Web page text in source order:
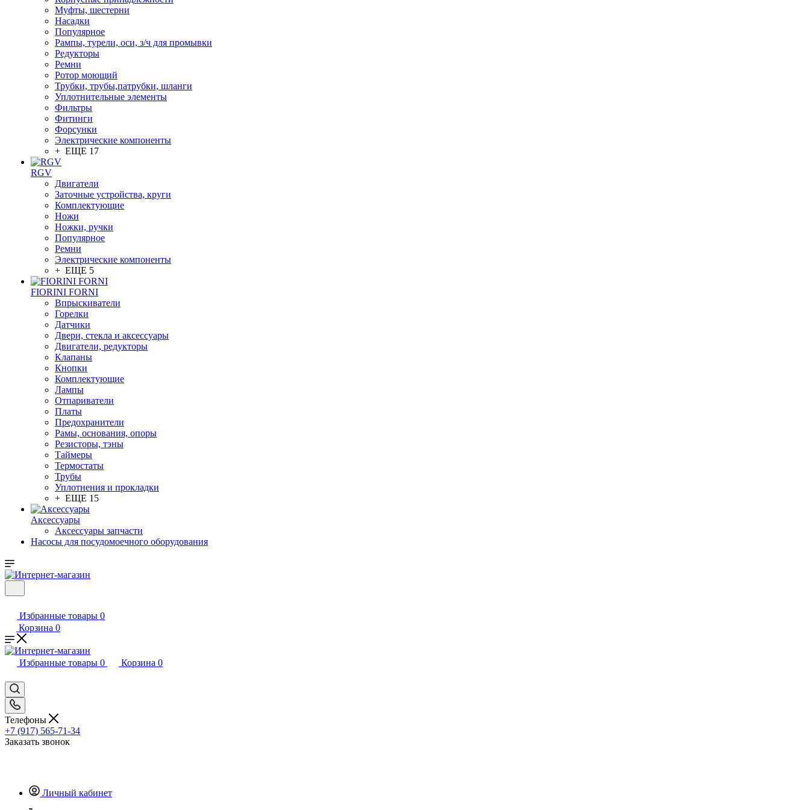
Муфты, шестерни
Насадки
Популярное
Рампы, турели, оси, з/ч для промывки
Редукторы
Ремни
Ротор моющий
Трубки, трубы,патрубки, шланги
Уплотнительные элементы
Фильтры
Фитинги
Форсунки
Электрические компоненты
+ ЕЩЕ 17
RGV
Двигатели
Заточные устройства, круги
Комплектующие
Ножи
Ножки, ручки
Популярное
Ремни
Электрические компоненты
+ ЕЩЕ 5
FIORINI FORNI
Впрыскиватели
Горелки
Датчики
Двери, стекла и аксессуары
Двигатели, редукторы
Клапаны
Кнопки
Комплектующие
Лампы
Отпариватели
Платы
Предохранители
Рамы, основания, опоры
Резисторы, тэны
Таймеры
Термостаты
Трубы
Уплотнения и прокладки
+ ЕЩЕ 15
Аксессуары
Аксессуары запчасти
Насосы для посудомоечного оборудования
Избранные товары 0
Корзина 0
Избранные товары 0 Корзина 0
Телефоны
+7 (917) 565-71-34
Заказать звонок
Личный кабинет